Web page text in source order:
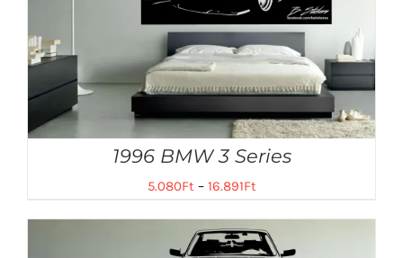
1996 BMW 3 Series
5.080Ft– 16.891Ft